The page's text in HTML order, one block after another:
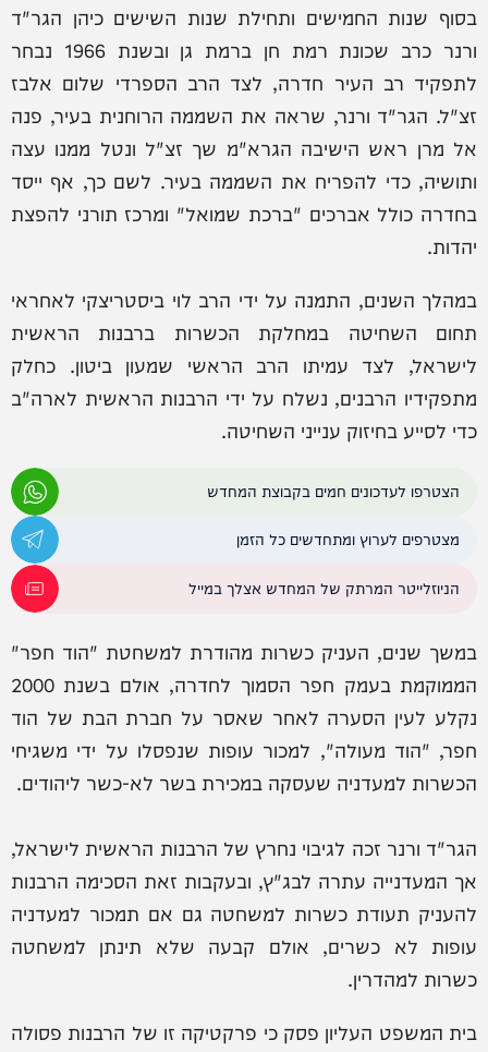
בסוף שנות החמישים ותחילת שנות השישים כיהן הגר"ד
ורנר כרב שכונת רמת חן ברמת גן ובשנת 1966 נבחר
לתפקיד רב העיר חדרה, לצד הרב הספרדי שלום אלבז
זצ"ל. הגר"ד ורנר, שראה את השממה הרוחנית בעיר, פנה
אל מרן ראש הישיבה הגרא"מ שך זצ"ל ונטל ממנו עצה
ותושיה, כדי להפריח את השממה בעיר. לשם כך, אף ייסד
בחדרה כולל אברכים "ברכת שמואל" ומרכז תורני להפצת
יהדות.
במהלך השנים, התמנה על ידי הרב לוי ביסטריצקי לאחראי
תחום השחיטה במחלקת הכשרות ברבנות הראשית
לישראל, לצד עמיתו הרב הראשי שמעון ביטון. כחלק
מתפקידיו הרבנים, נשלח על ידי הרבנות הראשית לארה"ב
כדי לסייע בחיזוק ענייני השחיטה.
הצטרפו לעדכונים חמים בקבוצת המחדש
מצטרפים לערוץ ומתחדשים כל הזמן
הניוזלייטר המרתק של המחדש אצלך במייל
במשך שנים, העניק כשרות מהודרת למשחטת "הוד חפר"
הממוקמת בעמק חפר הסמוך לחדרה, אולם בשנת 2000
נקלע לעין הסערה לאחר שאסר על חברת הבת של הוד
חפר, "הוד מעולה", למכור עופות שנפסלו על ידי משגיחי
הכשרות למעדניה שעסקה במכירת בשר לא-כשר ליהודים.
הגר"ד ורנר זכה לגיבוי נחרץ של הרבנות הראשית לישראל,
אך המעדנייה עתרה לבג"ץ, ובעקבות זאת הסכימה הרבנות
להעניק תעודת כשרות למשחטה גם אם תמכור למעדניה
עופות לא כשרים, אולם קבעה שלא תינתן למשחטה
כשרות למהדרין.
בית המשפט העליון פסק כי פרקטיקה זו של הרבנות פסולה